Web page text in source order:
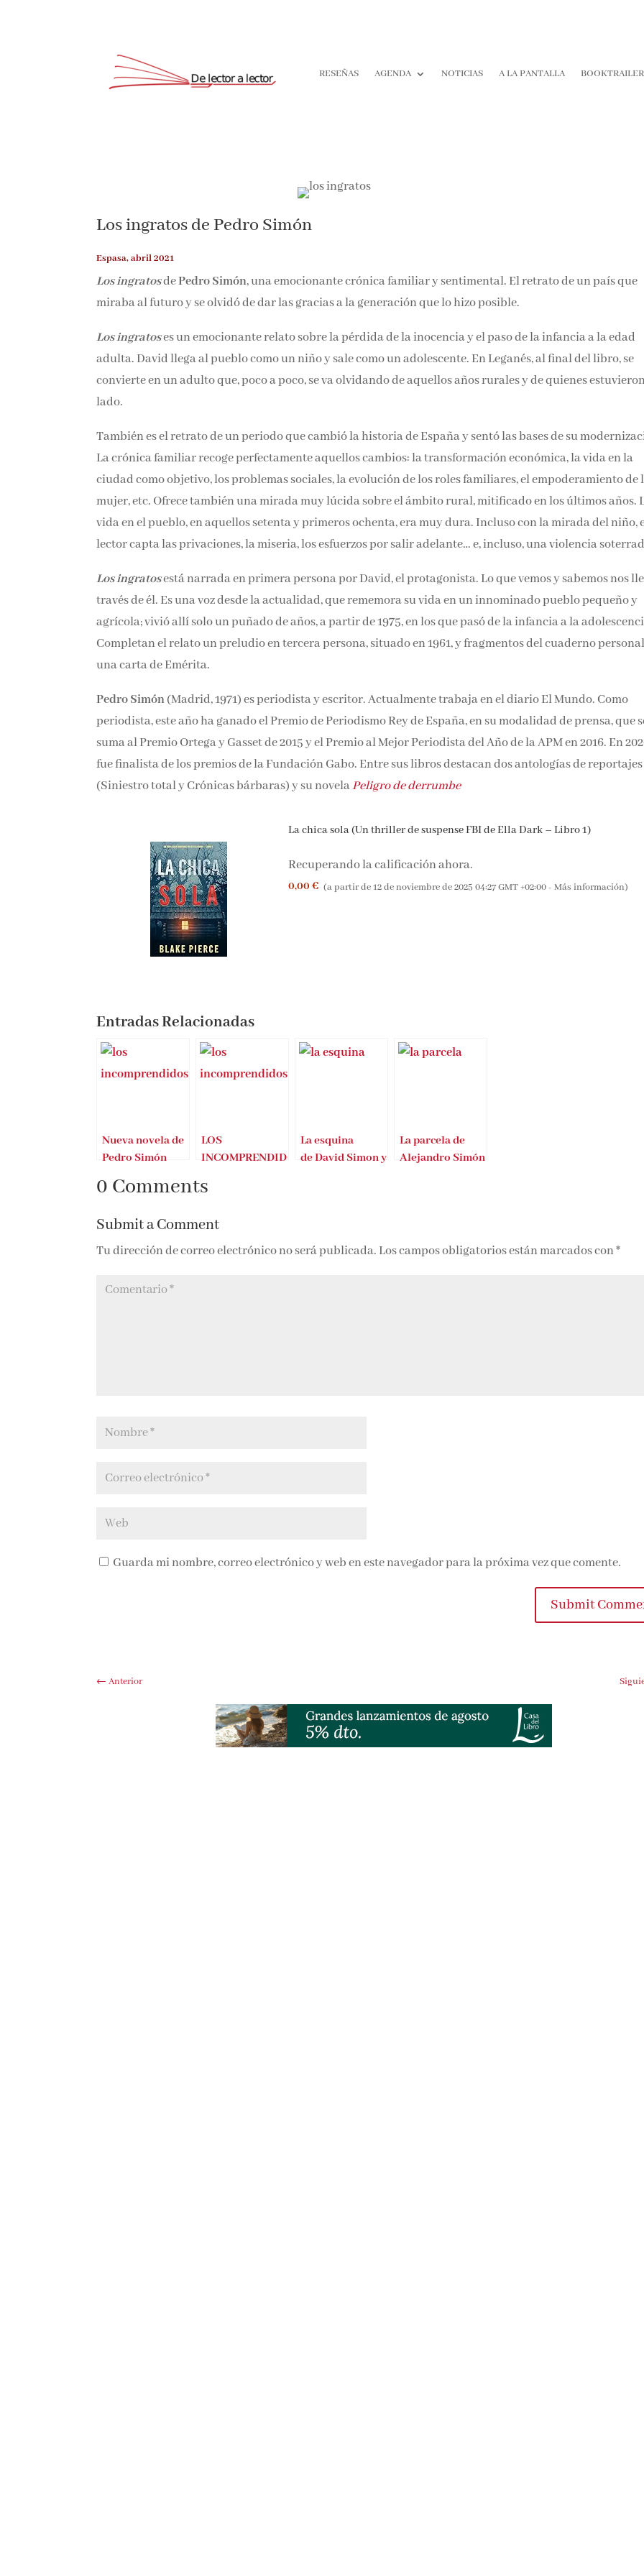
RESEÑAS AGENDA NOTICIAS A LA PANTALLA BOOKTRAILER
Los ingratos de Pedro Simón
Espasa, abril 2021
Los ingratosdePedro Simón, una emocionante crónica familiar y sentimental. El retrato de un país que
miraba al futuro y se olvidó de dar las gracias a la generación que lo hizo posible.
Los ingratoses un emocionante relato sobre la pérdida de la inocencia y el paso de la infancia a la edad
adulta. David llega al pueblo como un niño y sale como un adolescente. En Leganés, al final del libro, se
convierte en un adulto que, poco a poco, se va olvidando de aquellos años rurales y de quienes
su lado.
También es el retrato de un periodo que cambió la historia de España y sentó las bases de su
La crónica familiar recoge perfectamente aquellos cambios: la transformación económica, la vida en la
ciudad como objetivo, los problemas sociales, la evolución de los roles familiares, el empoderamiento de
mujer, etc. Ofrece también una mirada muy lúcida sobre el ámbito rural, mitificado en los últimos años.
vida en el pueblo, en aquellos setenta y primeros ochenta, era muy dura. Incluso con la mirada del niño,
lector capta las privaciones, la miseria, los esfuerzos por salir adelante… e, incluso, una violencia
Los ingratosestá narrada en primera persona por David, el protagonista. Lo que vemos y sabemos nos
a través de él. Es una voz desde la actualidad, que rememora su vida en un innominado pueblo pequeño
agrícola; vivió allí solo un puñado de años, a partir de 1975, en los que pasó de la infancia a la
Completan el relato un preludio en tercera persona, situado en 1961, y fragmentos del cuaderno
de una carta de Emérita.
Pedro Simón(Madrid, 1971) es periodista y escritor. Actualmente trabaja en el diario El Mundo. Como
periodista, este año ha ganado el Premio de Periodismo Rey de España, en su modalidad de prensa, que
suma al Premio Ortega y Gasset de 2015 y el Premio al Mejor Periodista del Año de la APM en 2016. En
fue finalista de los premios de la Fundación Gabo. Entre sus libros destacan dos antologías de reportajes
(Siniestro total y Crónicas bárbaras) y su novelaPeligro de derrumbe
La chica sola (Un thriller de suspense FBI de Ella Dark – Libro 1)
Recuperando la calificación ahora.
0,00 € (a partir de 12 de noviembre de 2025 04:27 GMT +02:00 -Más información)
Entradas Relacionadas
Nueva novela de
Pedro Simón
LOS
INCOMPRENDIDOS
La esquina
de David Simon y
La parcela de
Alejandro Simón
0 Comments
Submit a Comment
Tu dirección de correo electrónico no será publicada.Los campos obligatorios están marcados con*
Guarda mi nombre, correo electrónico y web en este navegador para la próxima vez que comente.
Submit
← Anterior
Nombre*
Email*
Por favor, acepta los